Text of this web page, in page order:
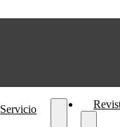
Servicio